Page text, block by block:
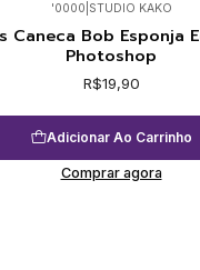
'0000 STUDIO KAKO
Caneca Bob Esponja
Photoshop
R$19,90
Adicionar Ao Carrinho
Comprar agora